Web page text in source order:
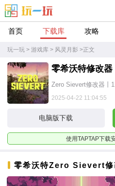
首页 下载库 攻略
玩一玩 > 游戏库 > 风灵月影 >正文
零希沃特修改器
Zero Sievert修改器丨
2025-04-22 11:04:55
电脑版下载
使用TAPTAP下载
零希沃特Zero Sievert修